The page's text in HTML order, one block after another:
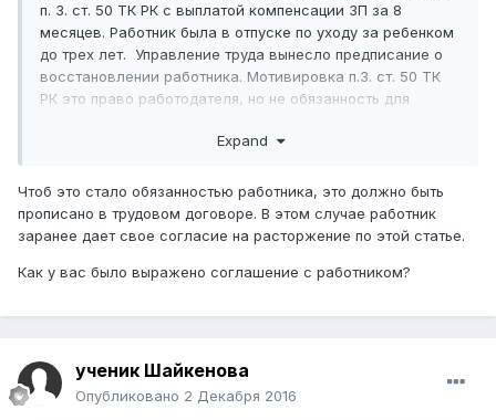
п. 3. ст. 50 ТК РК с выплатой компенсации ЗП за 8
месяцев. Работник была в отпуске по уходу за ребенком
до трех лет. Управление труда вынесло предписание о
восстановлении работника. Мотивировка п.3. ст. 50 ТК
РК это право работодателя, но не обязанность для
Далее обжаловали в суде предписание госоргана в
Сейчас готовимся к апелляции.
Expand
Чтоб это стало обязанностью работника, это должно быть
прописано в трудовом договоре. В этом случае работник
заранее дает свое согласие на расторжение по этой статье.
Как у вас было выражено соглашение с работником?
ученик Шайкенова
Опубликовано 2 Декабря 2016